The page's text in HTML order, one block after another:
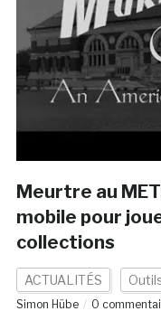
Meurtre au
mobile pour
collections
ACTUALITÉS
Simon Hübe
0